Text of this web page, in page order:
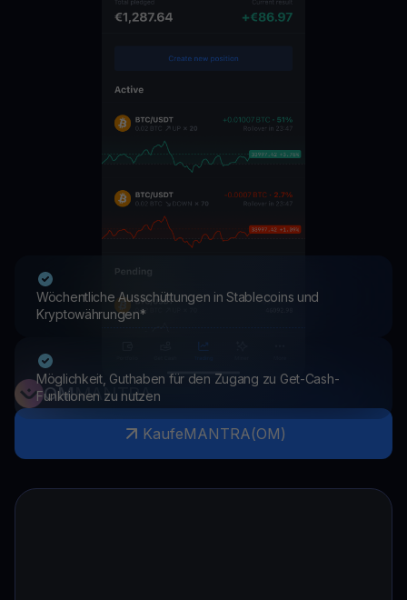
Wöchentliche Ausschüttungen in Stablecoins und
Kryptowährungen*
Möglichkeit, Guthaben für den Zugang zu Get-Cash-
Funktionen zu nutzen
OMMANTRA
KaufeMANTRA(OM)